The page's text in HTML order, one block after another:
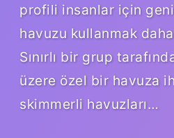
profili insanlar için
havuzu kullanmak
Sınırlı bir grup
üzere özel bir havuza
skimmerli havuzları…